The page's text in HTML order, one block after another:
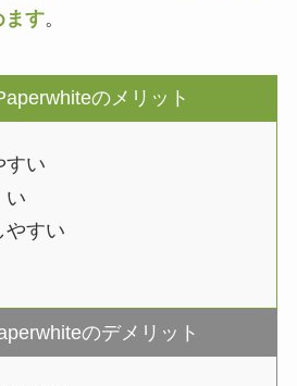
ます。
のメリット
すい
い
やすい
のデメリット